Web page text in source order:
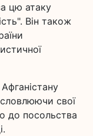
цю атаку
Він також
свої
до посольства